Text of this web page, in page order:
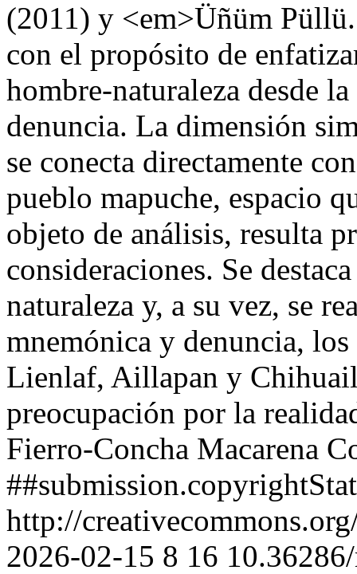
(2011) y <em>Üñüm
con el propósito de
hombre-naturaleza desde
denuncia. La dimensión
se conecta directamente
pueblo mapuche, espacio
objeto de análisis, resulta
consideraciones. Se
naturaleza y, a su vez, se
mnemónica y denuncia,
Lienlaf, Aillapan y
preocupación por la
Fierro-Concha Macarena
http://
2026-02-15 8 16